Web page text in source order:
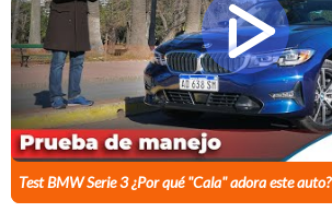
Test BMW Serie 3 ¿Por qué "Cala" adora este auto?